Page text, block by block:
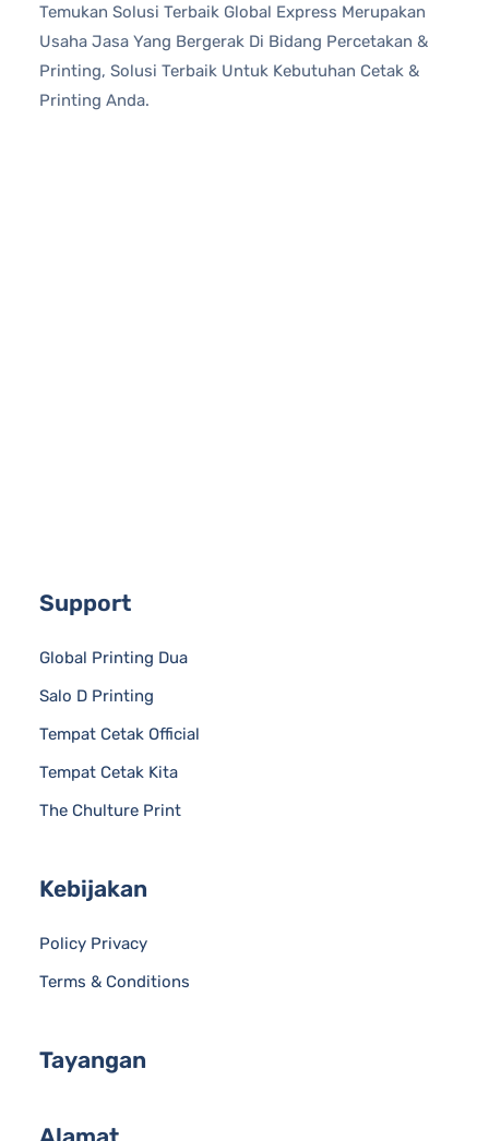
Temukan Solusi Terbaik Global Express Merupakan
Usaha Jasa Yang Bergerak Di Bidang Percetakan &
Printing, Solusi Terbaik Untuk Kebutuhan Cetak &
Printing Anda.
Support
Global Printing Dua
Salo D Printing
Tempat Cetak Official
Tempat Cetak Kita
The Chulture Print
Kebijakan
Policy Privacy
Terms & Conditions
Tayangan